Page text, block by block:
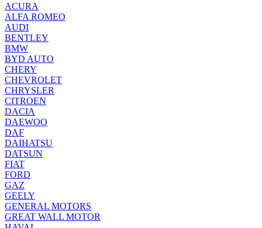
ACURA
ALFA ROMEO
AUDI
BENTLEY
BMW
BYD AUTO
CHERY
CHEVROLET
CHRYSLER
CITROEN
DACIA
DAEWOO
DAF
DAIHATSU
DATSUN
FIAT
FORD
GAZ
GEELY
GENERAL MOTORS
GREAT WALL MOTOR